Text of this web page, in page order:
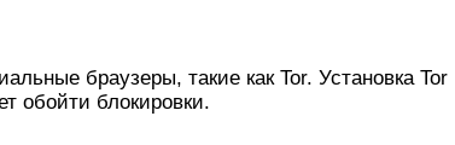
браузеры, такие как Tor. Установка Tor
обойти блокировки.